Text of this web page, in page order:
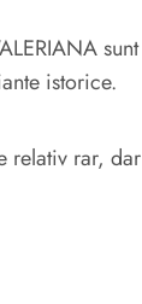
sunt
istorice.
relativ rar, dar